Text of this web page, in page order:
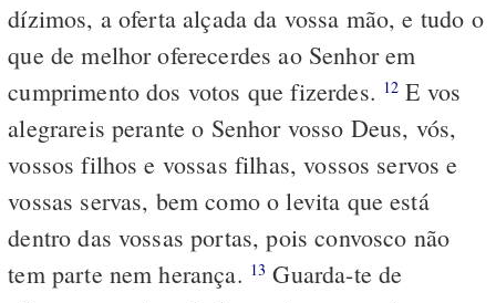
dízimos, a oferta alçada da vossa mão, e tudo o
que de melhor oferecerdes ao Senhor em
cumprimento dos votos que fizerdes. 12 E vos
alegrareis perante o Senhor vosso Deus, vós,
vossos filhos e vossas filhas, vossos servos e
vossas servas, bem como o levita que está
dentro das vossas portas, pois convosco não
tem parte nem herança. 13 Guarda-te de